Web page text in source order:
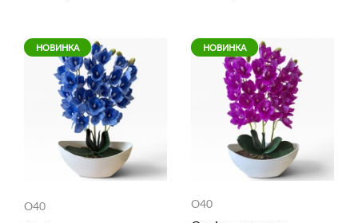
НОВИНКА
O40
НОВИНКА
O40